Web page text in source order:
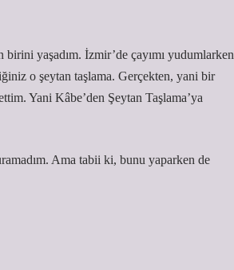
birini yaşadım. İzmir’de çayımı yudumlarken
o şeytan taşlama. Gerçekten, yani bir
Yani Kâbe’den Şeytan Taşlama’ya
Ama tabii ki, bunu yaparken de